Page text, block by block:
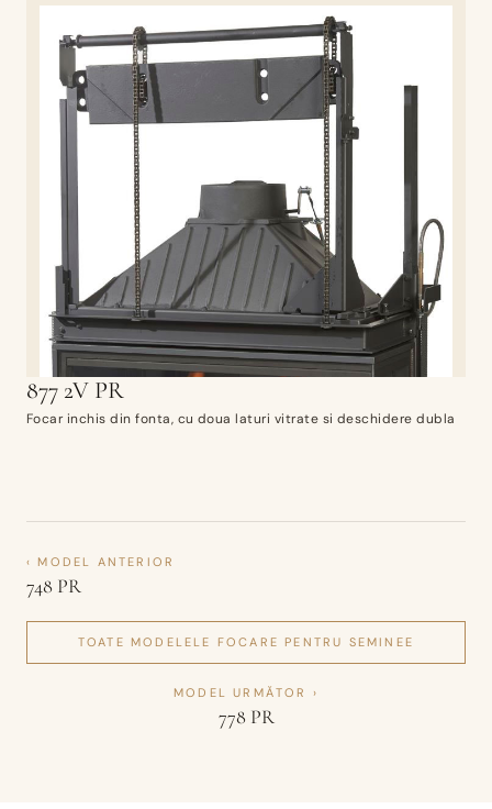
877 2V PR
Focar inchis din fonta, cu doua laturi vitrate si deschidere dubla
‹ MODEL ANTERIOR
748 PR
TOATE MODELELE FOCARE PENTRU SEMINEE
MODEL URMĂTOR ›
778 PR